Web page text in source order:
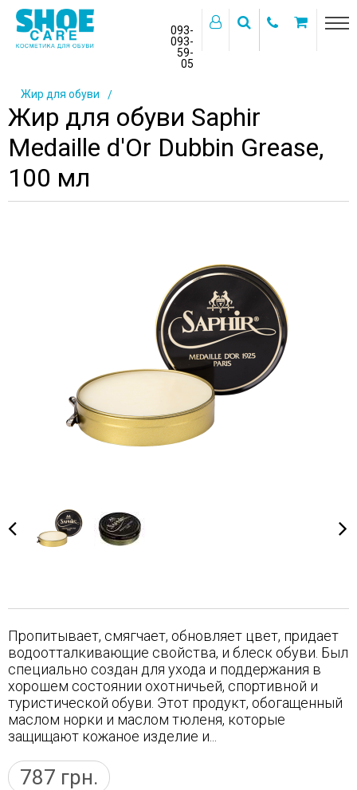
093-
093-
59-
05
Жир для обуви
Жир для обуви Saphir
Medaille d'Or Dubbin Grease,
100 мл
Пропитывает, смягчает, обновляет цвет, придает
водоотталкивающие свойства, и блеск обуви. Был
специально создан для ухода и поддержания в
хорошем состоянии охотничьей, спортивной и
туристической обуви. Этот продукт, обогащенный
маслом норки и маслом тюленя, которые
защищают кожаное изделие и...
787 грн.